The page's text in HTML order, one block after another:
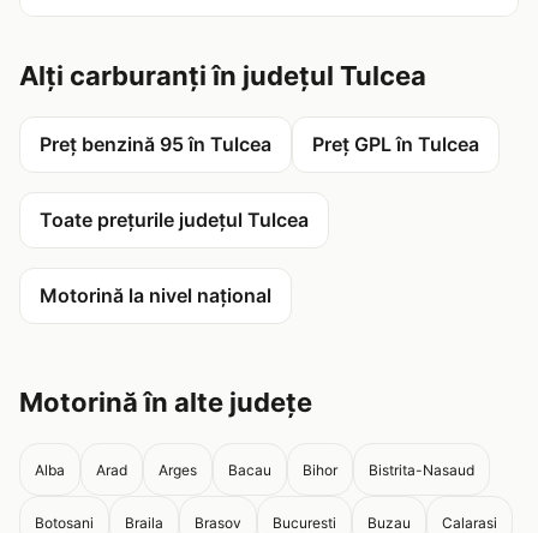
Alți carburanți în județul Tulcea
Preț benzină 95 în Tulcea Preț GPL în Tulcea
Toate prețurile județul Tulcea
Motorină la nivel național
Motorină în alte județe
Alba Arad Arges Bacau Bihor Bistrita-Nasaud
Botosani Braila Brasov Bucuresti Buzau Calarasi